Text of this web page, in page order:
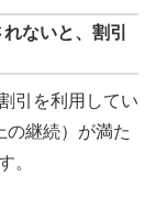
ないと、割引
引を利用してい
の継続）が満た
。